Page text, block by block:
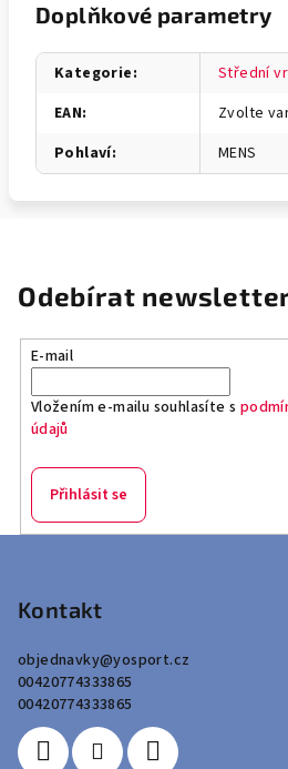
Doplňkové parametry
Kategorie:
Střední
EAN:
Zvolte
Pohlaví: MENS
Odebírat
E-mail
Vložením e-mailu souhlasíte s
údajů
Přihlásit se
Kontakt
objednavky@yosport.cz
00420774333865
00420774333865